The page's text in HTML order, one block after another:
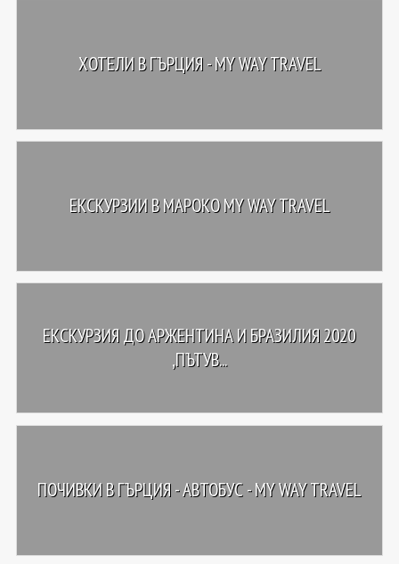
ХОТЕЛИ В ГЪРЦИЯ - MY WAY TRAVEL
ЕКСКУРЗИИ В МАРОКО MY WAY TRAVEL
ЕКСКУРЗИЯ ДО АРЖЕНТИНА И БРАЗИЛИЯ 2020
,ПЪТУВ...
ПОЧИВКИ В ГЪРЦИЯ - АВТОБУС - MY WAY TRAVEL